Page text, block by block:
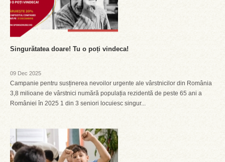
Singurătatea doare! Tu o poți vindeca!
09 Dec 2025
Campanie pentru susținerea nevoilor urgente ale vârstnicilor din România
3,8 milioane de vârstnici numără populația rezidentă de peste 65 ani a
României în 2025 1 din 3 seniori locuiesc singur...